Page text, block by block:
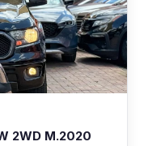
2WD M.2020